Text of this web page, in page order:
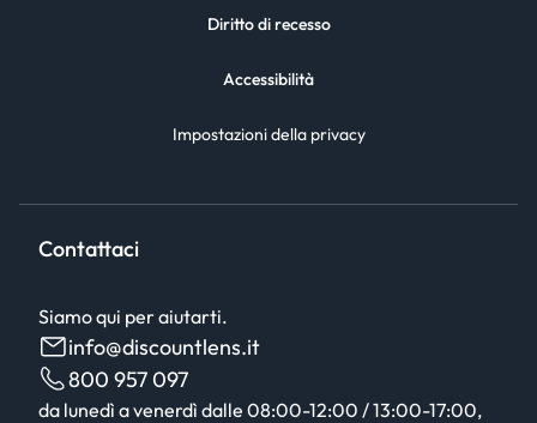
Diritto di recesso
Accessibilità
Impostazioni della privacy
Contattaci
Siamo qui per aiutarti.
info@discountlens.it
800 957 097
da lunedì a venerdì dalle 08:00-12:00 / 13:00-17:00,